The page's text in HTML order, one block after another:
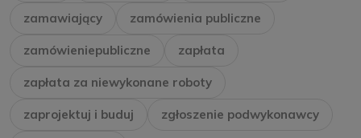
zamawiający zamówienia publiczne
zamówieniepubliczne zapłata
zapłata za niewykonane roboty
zaprojektuj i buduj zgłoszenie podwykonawcy